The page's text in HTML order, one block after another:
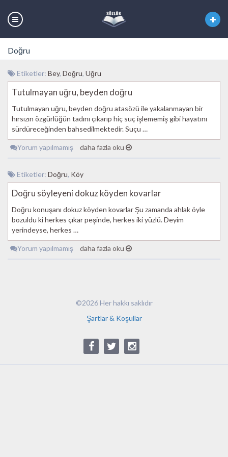
Doğru
Etiketler: Bey, Doğru, Uğru
Tutulmayan uğru, beyden doğru
Tutulmayan uğru, beyden doğru atasözü ile yakalanmayan bir
hırsızın özgürlüğün tadını çıkarıp hiç suç işlememiş gibi hayatını
sürdüreceğinden bahsedilmektedir. Suçu …
Yorum yapılmamış daha fazla oku
Etiketler: Doğru, Köy
Doğru söyleyeni dokuz köyden kovarlar
Doğru konuşanı dokuz köyden kovarlar Şu zamanda ahlak öyle
bozuldu ki herkes çıkar peşinde, herkes iki yüzlü. Deyim
yerindeyse, herkes …
Yorum yapılmamış daha fazla oku
©2026 Her hakkı saklıdır
Şartlar & Koşullar